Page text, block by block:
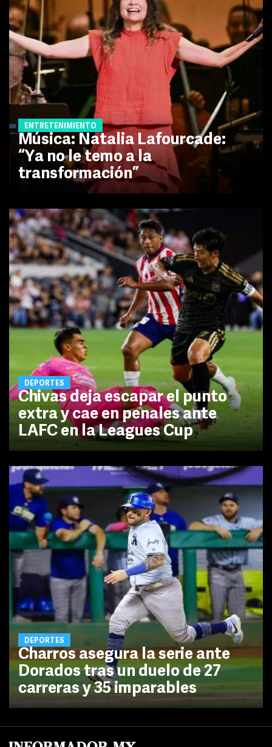
ENTRETENIMIENTO
Música: Natalia Lafourcade:
“Ya no le temo a la
transformación”
DEPORTES
Chivas deja escapar el punto
extra y cae en penales ante
LAFC en la Leagues Cup
DEPORTES
Charros asegura la serie ante
Dorados tras un duelo de 27
carreras y 35 imparables